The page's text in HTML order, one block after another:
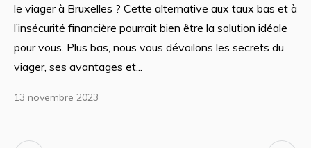
le viager à Bruxelles ? Cette alternative aux taux bas et à
l’insécurité financière pourrait bien être la solution idéale
pour vous. Plus bas, nous vous dévoilons les secrets du
viager, ses avantages et...
13 novembre 2023